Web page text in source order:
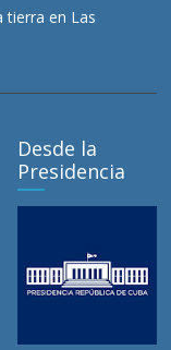
tierra en Las
Desde la
Presidencia